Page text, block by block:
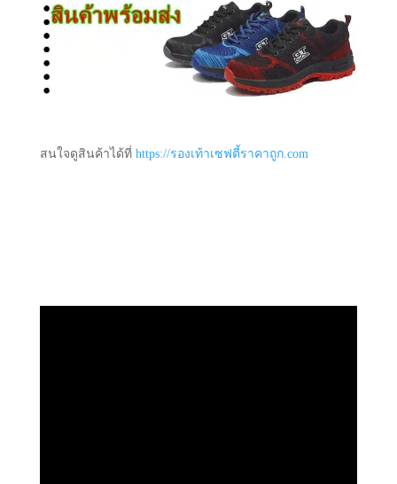
สนใจดูสินค้าได้ที่ https://รองเท้าเซฟตี้ราคาถูก.com